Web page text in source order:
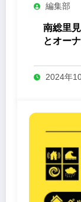
編集部
南総里
とオー
2024年